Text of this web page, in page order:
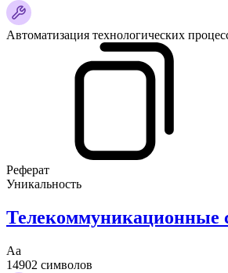
Автоматизация технологических
Реферат
Уникальность
Телекоммуникационные
Аа
14902 символов